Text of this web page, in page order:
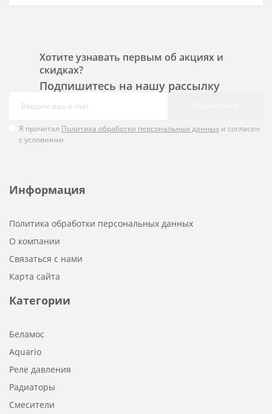
Хотите узнавать первым об акциях и
скидках?
Подпишитесь на нашу рассылку
Я прочитал Политика обработки персональных данных и согласен
с условиями
Информация
Политика обработки персональных данных
О компании
Связаться с нами
Карта сайта
Категории
Беламос
Aquario
Реле давления
Радиаторы
Смесители